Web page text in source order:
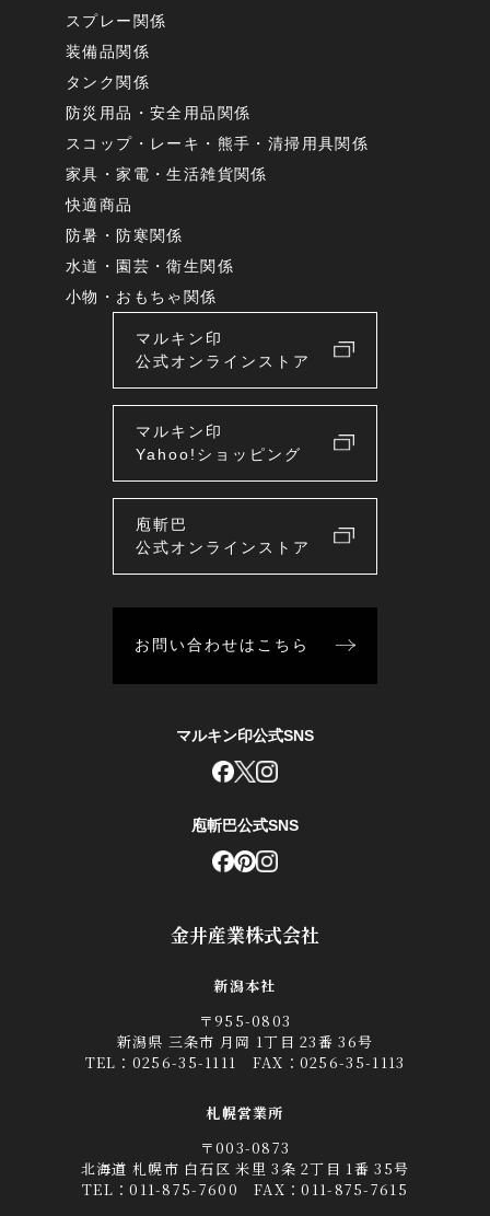
金井産業株式会社
新潟本社
〒955-0803
新潟県 三条市 月岡 1丁目 23番 36号
TEL： 0256-35-1111 FAX：0256-35-1113
札幌営業所
〒003-0873
北海道 札幌市 白石区 米里 3条 2丁目 1番 35号
TEL：011-875-7600 FAX：011-875-7615
スプレー関係
装備品関係
タンク関係
防災用品・安全用品関係
スコップ・レーキ・熊手・清掃用具関係
家具・家電・生活雑貨関係
快適商品
防暑・防寒関係
水道・園芸・衛生関係
小物・おもちゃ関係
マルキン印
公式オンラインストア
マルキン印
Yahoo!ショッピング
庖斬巴
公式オンラインストア
お問い合わせはこちら
マルキン印公式SNS
庖斬巴公式SNS